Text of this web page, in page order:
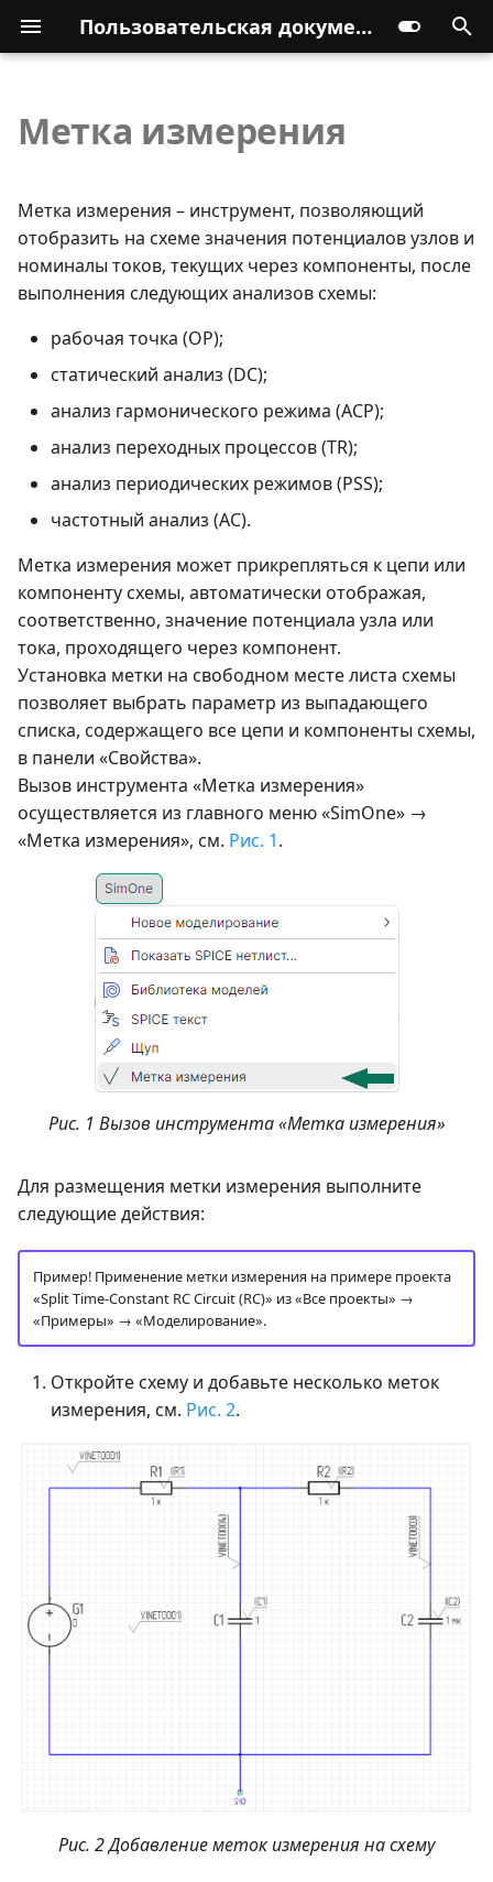
Пользовательская документация
Метка измерения
Метка измерения – инструмент, позволяющий
отобразить на схеме значения потенциалов узлов и
номиналы токов, текущих через компоненты, после
выполнения следующих анализов схемы:
рабочая точка (OP);
статический анализ (DC);
анализ гармонического режима (ACP);
анализ переходных процессов (TR);
анализ периодических режимов (PSS);
частотный анализ (AC).
Метка измерения может прикрепляться к цепи или
компоненту схемы, автоматически отображая,
соответственно, значение потенциала узла или
тока, проходящего через компонент.
Установка метки на свободном месте листа схемы
позволяет выбрать параметр из выпадающего
списка, содержащего все цепи и компоненты схемы,
в панели «Свойства».
Вызов инструмента «Метка измерения»
осуществляется из главного меню «SimOne» →
«Метка измерения», см. Рис. 1.
Рис. 1 Вызов инструмента «Метка измерения»
Для размещения метки измерения выполните
следующие действия:
Пример! Применение метки измерения на примере проекта
«Split Time-Constant RC Circuit (RC)» из «Все проекты» →
«Примеры» → «Моделирование».
Откройте схему и добавьте несколько меток
измерения, см. Рис. 2.
Рис. 2 Добавление меток измерения на схему